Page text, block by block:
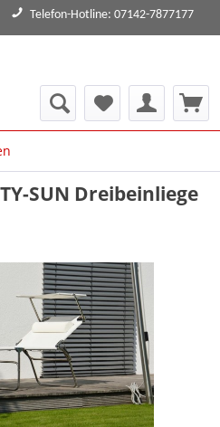
Telefon-Hotline: 07142-7877177
SUN Dreibeinliege